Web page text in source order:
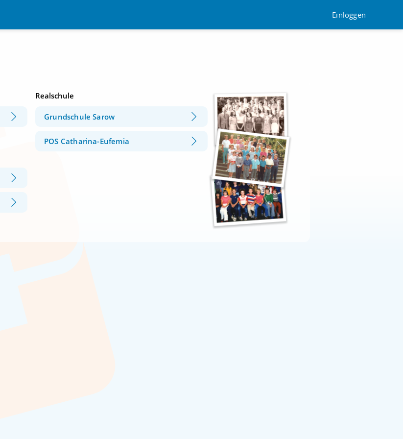
Einloggen
Realschule
Grundschule Sarow
POS Catharina-Eufemia